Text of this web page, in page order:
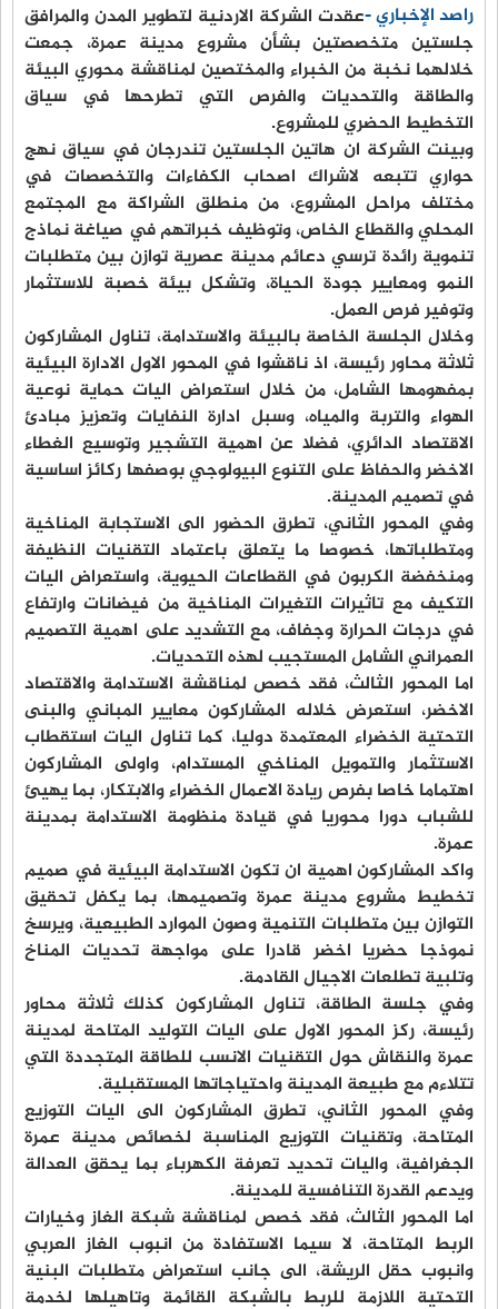
راصد الإخباري -عقدت الشركة الاردنية لتطوير المدن والمرافق
جلستين متخصصتين بشأن مشروع مدينة عمرة، جمعت
خلالهما نخبة من الخبراء والمختصين لمناقشة محوري البيئة
والطاقة والتحديات والفرص التي تطرحها في سياق
التخطيط الحضري للمشروع.
وبينت الشركة ان هاتين الجلستين تندرجان في سياق نهج
حواري تتبعه لاشراك اصحاب الكفاءات والتخصصات في
مختلف مراحل المشروع، من منطلق الشراكة مع المجتمع
المحلي والقطاع الخاص، وتوظيف خبراتهم في صياغة نماذج
تنموية رائدة ترسي دعائم مدينة عصرية توازن بين متطلبات
النمو ومعايير جودة الحياة، وتشكل بيئة خصبة للاستثمار
وتوفير فرص العمل.
وخلال الجلسة الخاصة بالبيئة والاستدامة، تناول المشاركون
ثلاثة محاور رئيسة، اذ ناقشوا في المحور الاول الادارة البيئية
بمفهومها الشامل، من خلال استعراض اليات حماية نوعية
الهواء والتربة والمياه، وسبل ادارة النفايات وتعزيز مبادئ
الاقتصاد الدائري، فضلا عن اهمية التشجير وتوسيع الغطاء
الاخضر والحفاظ على التنوع البيولوجي بوصفها ركائز اساسية
في تصميم المدينة.
وفي المحور الثاني، تطرق الحضور الى الاستجابة المناخية
ومتطلباتها، خصوصا ما يتعلق باعتماد التقنيات النظيفة
ومنخفضة الكربون في القطاعات الحيوية، واستعراض اليات
التكيف مع تاثيرات التغيرات المناخية من فيضانات وارتفاع
في درجات الحرارة وجفاف، مع التشديد على اهمية التصميم
العمراني الشامل المستجيب لهذه التحديات.
اما المحور الثالث، فقد خصص لمناقشة الاستدامة والاقتصاد
الاخضر، استعرض خلاله المشاركون معايير المباني والبنى
التحتية الخضراء المعتمدة دوليا، كما تناول اليات استقطاب
الاستثمار والتمويل المناخي المستدام، واولى المشاركون
اهتماما خاصا بفرص ريادة الاعمال الخضراء والابتكار، بما يهيئ
للشباب دورا محوريا في قيادة منظومة الاستدامة بمدينة
عمرة.
واكد المشاركون اهمية ان تكون الاستدامة البيئية في صميم
تخطيط مشروع مدينة عمرة وتصميمها، بما يكفل تحقيق
التوازن بين متطلبات التنمية وصون الموارد الطبيعية، ويرسخ
نموذجا حضريا اخضر قادرا على مواجهة تحديات المناخ
وتلبية تطلعات الاجيال القادمة.
وفي جلسة الطاقة، تناول المشاركون كذلك ثلاثة محاور
رئيسة، ركز المحور الاول على اليات التوليد المتاحة لمدينة
عمرة والنقاش حول التقنيات الانسب للطاقة المتجددة التي
تتلاءم مع طبيعة المدينة واحتياجاتها المستقبلية.
وفي المحور الثاني، تطرق المشاركون الى اليات التوزيع
المتاحة، وتقنيات التوزيع المناسبة لخصائص مدينة عمرة
الجغرافية، واليات تحديد تعرفة الكهرباء بما يحقق العدالة
ويدعم القدرة التنافسية للمدينة.
اما المحور الثالث، فقد خصص لمناقشة شبكة الغاز وخيارات
الربط المتاحة، لا سيما الاستفادة من انبوب الغاز العربي
وانبوب حقل الريشة، الى جانب استعراض متطلبات البنية
التحتية اللازمة للربط بالشبكة القائمة وتاهيلها لخدمة